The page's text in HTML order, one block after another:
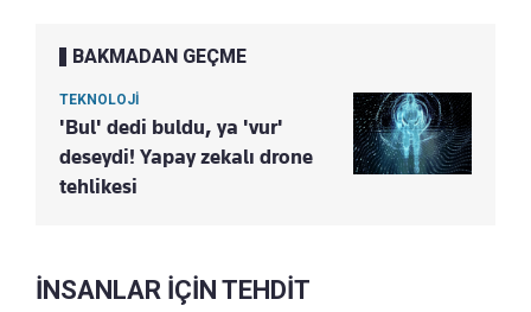
BAKMADAN GEÇME
TEKNOLOJİ
'Bul' dedi buldu, ya 'vur'
deseydi! Yapay zekalı drone
tehlikesi
İNSANLAR İÇİN TEHDİT